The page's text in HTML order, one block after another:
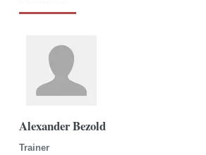
Alexander Bezold
Trainer